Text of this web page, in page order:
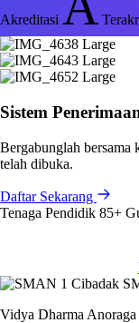
Akreditasi
Sistem
Bergabunglah bersama
telah dibuka.
Daftar Sekarang
Tenaga Pendidik 85+
Vidya Dharma Anoraga